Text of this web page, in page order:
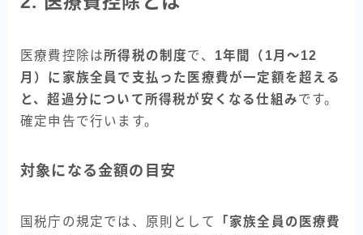
医療費控除は所得税の制度で、 1年間（1月〜12
月）に家族全員で支払った医療費が一定額を超える
と、超過分について所得税が安くなる仕組みです。
確定申告で行います。
対象になる金額の目安
国税庁の規定では、原則として
「家族全員の医療費